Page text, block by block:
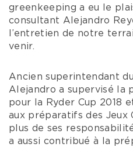
greenkeeping a eu le
consultant Alejandro
l’entretien de notre
venir.
Ancien superintendant
Alejandro a supervisé la
pour la Ryder Cup 2018
aux préparatifs des Jeux
plus de ses
a aussi contribué à la